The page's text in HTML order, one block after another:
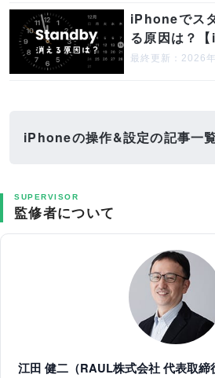
iPhoneでス
る原因は？【
最終更新：2026
iPhoneの操作&設定の記事一
SUPERVISOR
監修者について
江田 健二（RAUL株式会社 代表取締